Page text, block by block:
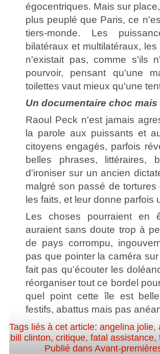
égocentriques. Mais sur
plus peuplé que Paris, ce
tiers-monde. Les
bilatéraux et multilatéraux,
n'existait pas, comme s'ils
pourvoir, pensant qu'une
toilettes vaut mieux qu'une
Un documentaire choc
Raoul Peck n'est jamais
la parole aux puissants et
citoyens engagés, parfois
belles phrases, littéraires,
d'ironiser sur un ancien
malgré son passé de
les faits, et leur donne parfois
Les choses pourraient en
auraient sans doute trop à
de pays corrompu,
pas que pointer la caméra
fait pas qu'écouter les
réorganiser tout ce bordel
quel point cette île est
festifs, abattus mais pas
Tags liés à cet article:angelina jolie,
bill clinton,critique,fatal assistance,
Publié dansAvant-